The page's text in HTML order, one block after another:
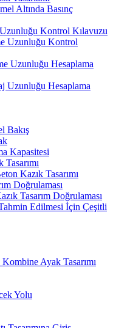
Altında Basınç
Kontrol Kılavuzu
Uzunluğu Kontrol
Uzunluğu Hesaplama
Uzunluğu Hesaplama
Bakış
Kapasitesi
Kazık Tasarımı
Doğrulaması
Tasarım Doğrulaması
Edilmesi İçin Çeşitli
Ayak Tasarımı
Yolu